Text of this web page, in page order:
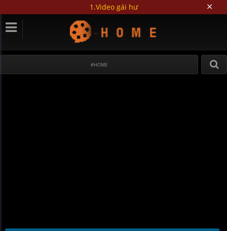
#HOME
1.Video gái hư